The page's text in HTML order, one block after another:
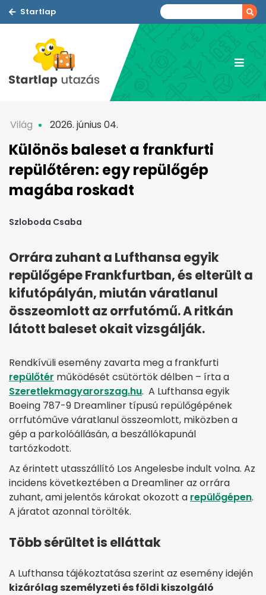
Startlap
Világ 2026. június 04.
Különös baleset a frankfurti
repülőtéren: egy repülőgép
magába roskadt
Szloboda Csaba
Orrára zuhant a Lufthansa egyik
repülőgépe Frankfurtban, és elterült a
kifutópályán, miután váratlanul
összeomlott az orrfutómű. A ritkán
látott baleset okait vizsgálják.
Rendkívüli esemény zavarta meg a frankfurti
repülőtér működését csütörtök délben – írta a
Szeretlekmagyarorszag.hu. A Lufthansa egyik
Boeing 787-9 Dreamliner típusú repülőgépének
orrfutóműve váratlanul összeomlott, miközben a
gép a parkolóállásán, a beszállókapunál
tartózkodott.
Az érintett utasszállító Los Angelesbe indult volna. Az
incidens következtében a Dreamliner az orrára
zuhant, ami jelentős károkat okozott a repülőgépen.
A járatot azonnal törölték.
Több sérültet is elláttak
A Lufthansa tájékoztatása szerint az esemény idején
kizárólag személyzeti és földi kiszolgáló